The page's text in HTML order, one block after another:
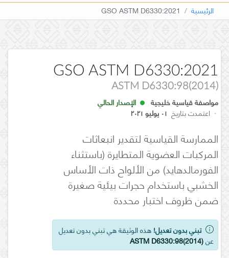
الرئيسية GSO ASTM D6330:2021
GSO ASTM D6330:2021
ASTM D6330:98(2014)
مواصفة قياسية خليجية
الإصدار الحالي
· اعتمدت بتاريخ ٠١ يوليو ٢٠٢١
الممارسة القياسية لتقدير انبعاثات
المركبات العضوية المتطايرة (باستثناء
الفورمالدهايد) من الألواح ذات الأساس
الخشبي باستخدام حجرات بيئية صغيرة
ضمن ظروف اختبار محددة
تبني بدون تعديل! هذه الوثيقة هي تبني بدون تعديل
عنASTM D6330:98(2014)